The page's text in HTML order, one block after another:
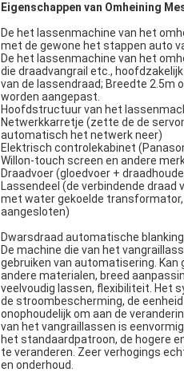
Eigenschappen van Omheining
De het lassenmachine van het
met de gewone het stappen auto
De het lassenmachine van het
die draadvangrail etc.,
van de lassendraad; Breedte 2.5m
worden aangepast.
Hoofdstructuur van het
Netwerkkarretje (zette de de
automatisch het netwerk neer)
Elektrisch controlekabinet
Willon-touch screen en andere
Draadvoer (gloedvoer +
Lassendeel (de verbindende draad
met water gekoelde
aangesloten)
Dwarsdraad automatische
De machine die van het
gebruiken van automatisering.
andere materialen, breed
veelvoudig lassen, flexibiliteit. Het
de stroombescherming, de
onophoudelijk om aan de
van het vangraillassen is
het standaardpatroon, de hogere
te veranderen. Zeer verhogings
en onderhoud.